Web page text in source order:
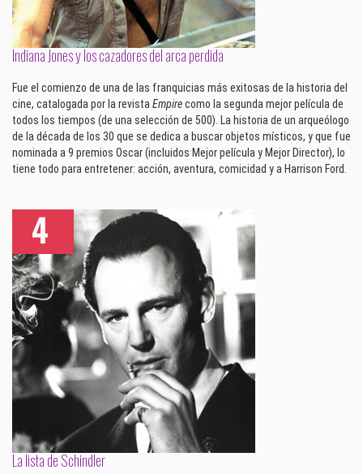
Indiana Jones y los cazadores del arca perdida
Fue el comienzo de una de las franquicias más exitosas de la historia del
cine, catalogada por la revistaEmpirecomo la segunda mejor película de
todos los tiempos (de una selección de 500). La historia de un arqueólogo
de la década de los 30 que se dedica a buscar objetos místicos, y que fue
nominada a 9 premios Oscar (incluidos Mejor película y Mejor Director), lo
tiene todo para entretener: acción, aventura, comicidad y a Harrison Ford.
La lista de Schindler